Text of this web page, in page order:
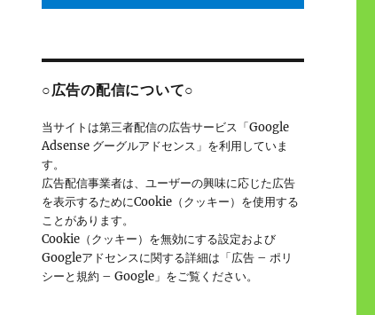
○広告の配信について○
当サイトは第三者配信の広告サービス「Google
Adsense グーグルアドセンス」を利用していま
す。
広告配信事業者は、ユーザーの興味に応じた広告
を表示するためにCookie（クッキー）を使用する
ことがあります。
Cookie（クッキー）を無効にする設定および
Googleアドセンスに関する詳細は「広告 – ポリ
シーと規約 – Google」をご覧ください。